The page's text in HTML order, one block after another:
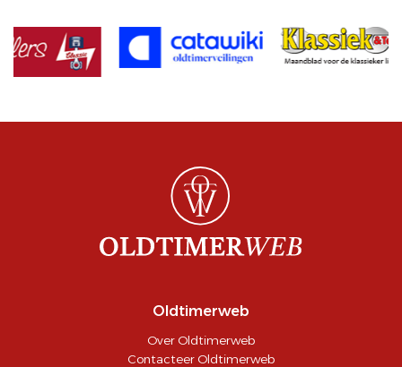
Oldtimerweb
Over Oldtimerweb
Contacteer Oldtimerweb